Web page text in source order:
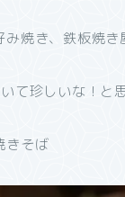
焼き、鉄板焼き
て珍しいな！と
きそば